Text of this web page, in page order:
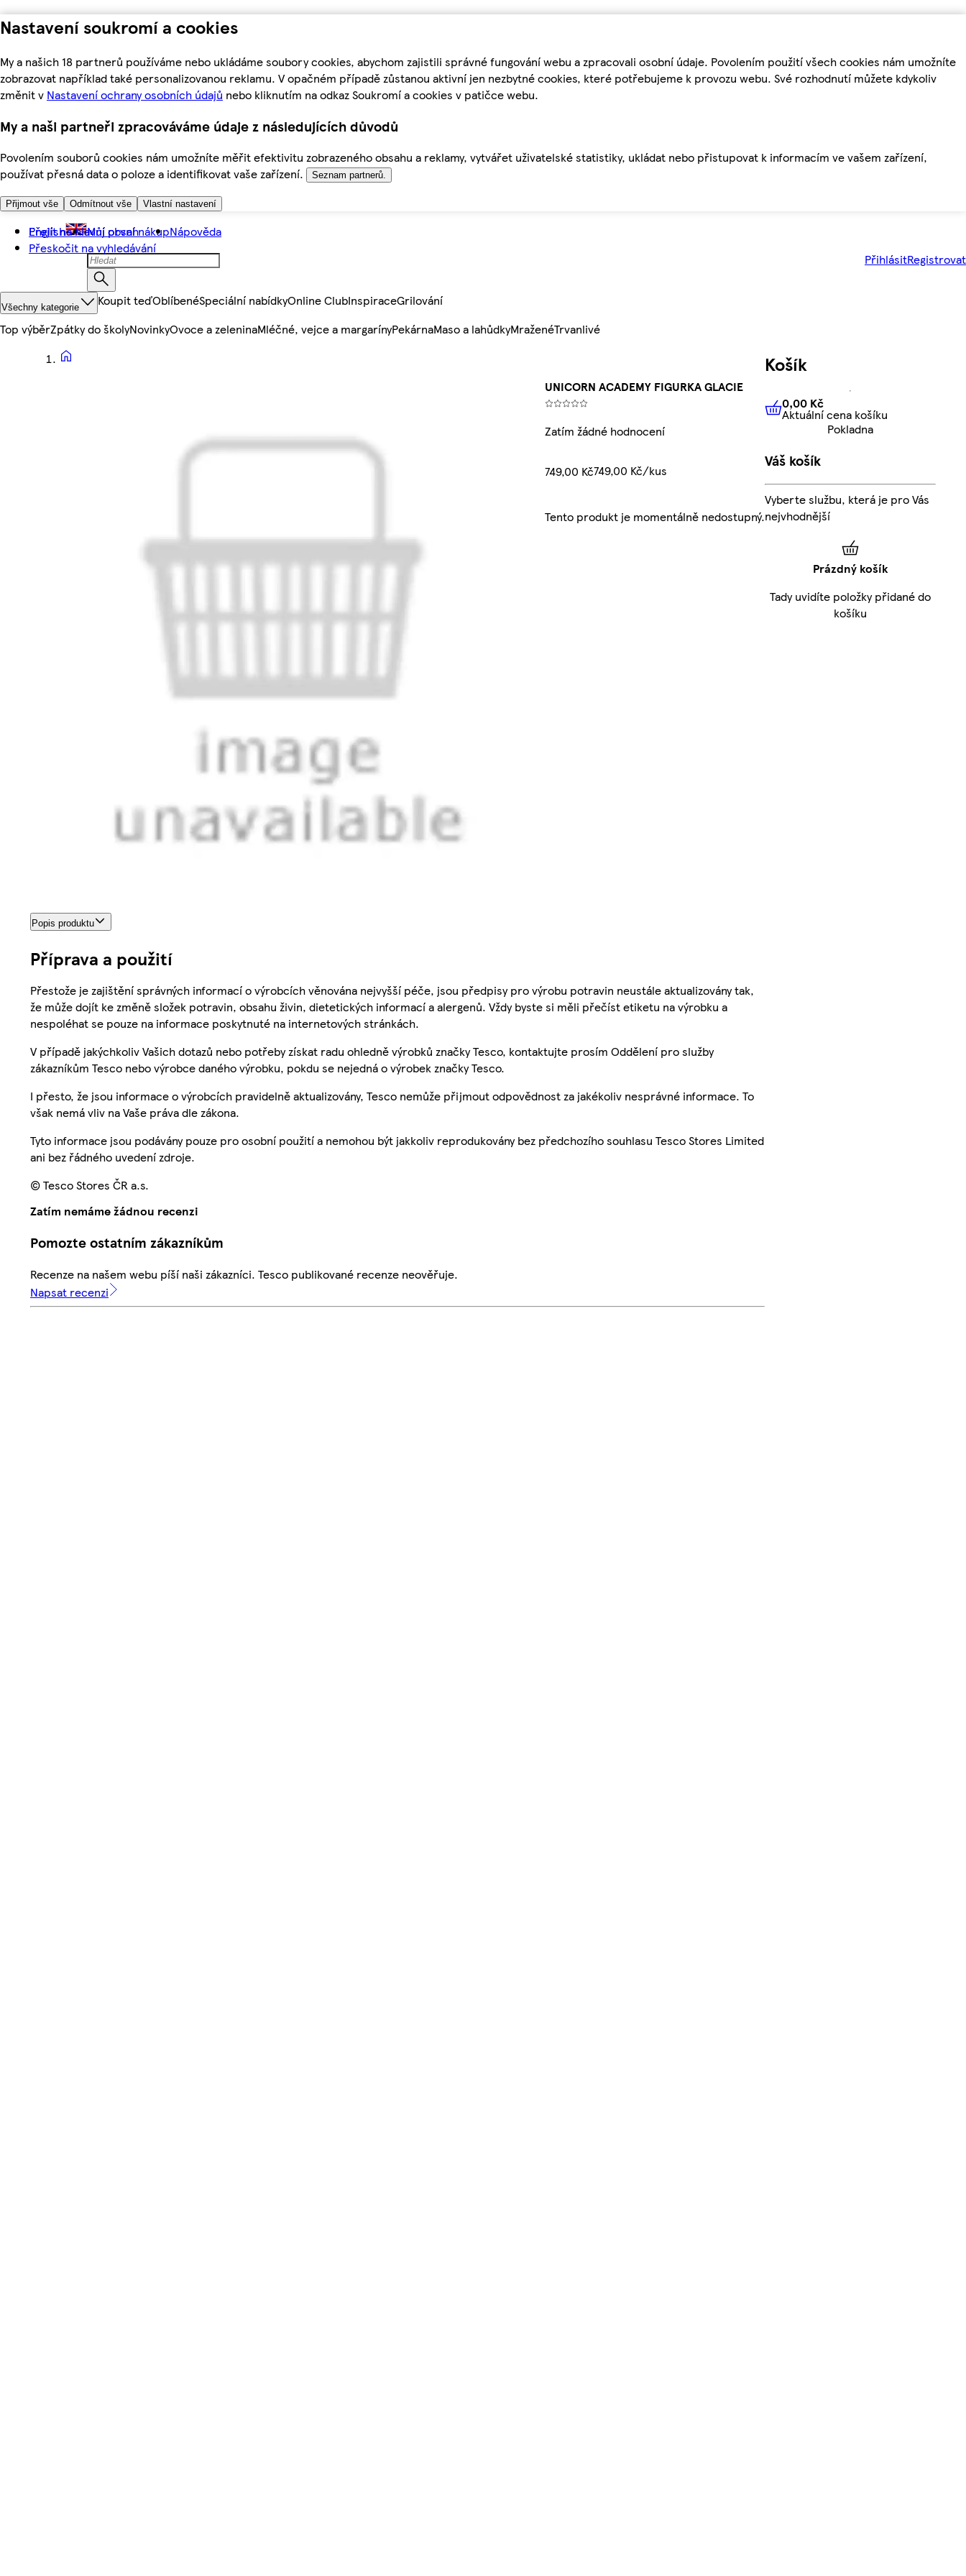
Nastavení soukromí a cookies
My a našich 18 partnerů používáme nebo ukládáme soubory cookies, abychom zajistili správné fungování webu a zpracovali osobní údaje. Povolením použití všech cookies nám umožníte
zobrazovat například také personalizovanou reklamu. V opačném případě zůstanou aktivní jen nezbytné cookies, které potřebujeme k provozu webu. Své rozhodnutí můžete kdykoliv
změnit v Nastavení ochrany osobních údajů nebo kliknutím na odkaz Soukromí a cookies v patičce webu.
My a naši partneři zpracováváme údaje z následujících důvodů
Povolením souborů cookies nám umožníte měřit efektivitu zobrazeného obsahu a reklamy, vytvářet uživatelské statistiky, ukládat nebo přistupovat k informacím ve vašem zařízení,
používat přesná data o poloze a identifikovat vaše zařízení.
Seznam partnerů.
Přijmout vše Odmítnout vše Vlastní nastavení
Přejít na hlavní obsah
Přeskočit na vyhledávání
English Můj první nákupNápověda
PřihlásitRegistrovat
Všechny kategorie Koupit teďOblíbenéSpeciální nabídkyOnline ClubInspiraceGrilování
Top výběrZpátky do školyNovinkyOvoce a zeleninaMléčné, vejce a margarínyPekárnaMaso a lahůdkyMraženéTrvanlivé
UNICORN ACADEMY FIGURKA GLACIE
Zatím žádné hodnocení
749,00 Kč749,00 Kč/kus
Tento produkt je momentálně nedostupný.
Popis produktu
Příprava a použití
Přestože je zajištění správných informací o výrobcích věnována nejvyšší péče, jsou předpisy pro výrobu potravin neustále aktualizovány tak,
že může dojít ke změně složek potravin, obsahu živin, dietetických informací a alergenů. Vždy byste si měli přečíst etiketu na výrobku a
nespoléhat se pouze na informace poskytnuté na internetových stránkách.
V případě jakýchkoliv Vašich dotazů nebo potřeby získat radu ohledně výrobků značky Tesco, kontaktujte prosím Oddělení pro služby
zákazníkům Tesco nebo výrobce daného výrobku, pokdu se nejedná o výrobek značky Tesco.
I přesto, že jsou informace o výrobcích pravidelně aktualizovány, Tesco nemůže přijmout odpovědnost za jakékoliv nesprávné informace. To
však nemá vliv na Vaše práva dle zákona.
Tyto informace jsou podávány pouze pro osobní použití a nemohou být jakkoliv reprodukovány bez předchozího souhlasu Tesco Stores Limited
ani bez řádného uvedení zdroje.
© Tesco Stores ČR a.s.
Zatím nemáme žádnou recenzi
Pomozte ostatním zákazníkům
Recenze na našem webu píší naši zákazníci. Tesco publikované recenze neověřuje.
Napsat recenzi
Košík
0,00 KčAktuální cena košíku
0,00 Kč
Aktuální cena košíku
Pokladna
Váš košík
Vyberte službu, která je pro Vás
nejvhodnější
Prázdný košík
Tady uvidíte položky přidané do
košíku